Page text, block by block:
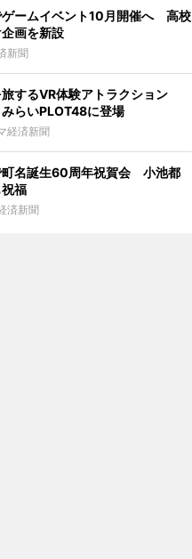
ゲームイベント10月開催へ 高校
画を新設
新聞
旅するVR体験アトラクション
らいPLOT48に登場
経済新聞
町名誕生60周年祝賀会 小池都
福
済新聞